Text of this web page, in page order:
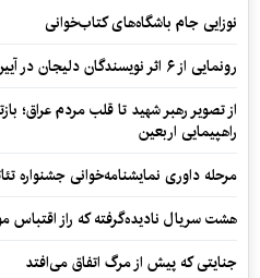
نوزایی جام باشگاه‌های کتاب‌خوانی
رونمایی از ۶ اثر نویسندگان دلیجان در آیین «سر این قلم سلامت»
از تصویر رهبر شهید تا قلب مردم عراق؛
راهپیمایی اربعین
مرحله داوری نمایشنامه‌خوانی جشنواره
هشت سریال نادیده‌گرفته که راز
جنایتی که پیش از مرگ اتفاق می‌افتد